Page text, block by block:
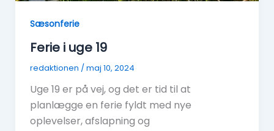
Sæsonferie
Ferie i uge 19
redaktionen / maj 10, 2024
Uge 19 er på vej, og det er tid til at
planlægge en ferie fyldt med nye
oplevelser, afslapning og